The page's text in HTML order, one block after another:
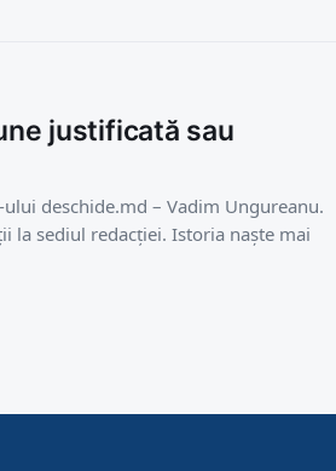
justificată sau
deschide.md – Vadim Ungureanu.
la sediul redacției. Istoria naște mai